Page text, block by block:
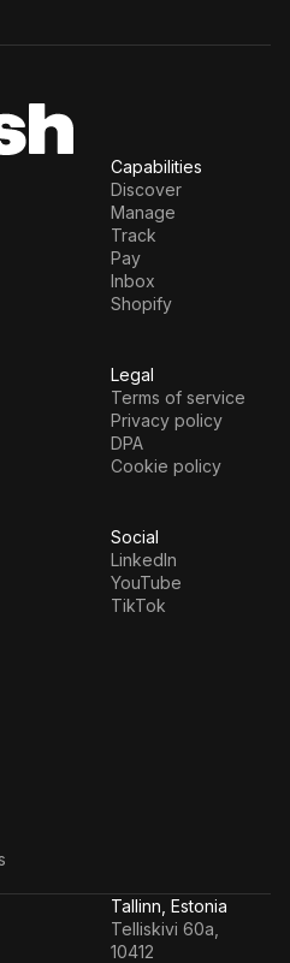
Capabilities
Discover
Manage
Track
Pay
Inbox
Shopify
Legal
Terms of service
Privacy policy
DPA
Cookie policy
Social
LinkedIn
YouTube
TikTok
Tallinn, Estonia
Telliskivi 60a,
10412